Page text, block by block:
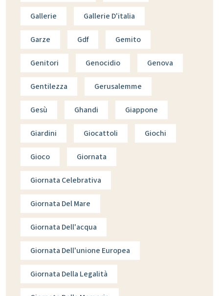
Gallerie Gallerie D'italia
Garze Gdf Gemito
Genitori Genocidio Genova
Gentilezza Gerusalemme
Gesù Ghandi Giappone
Giardini Giocattoli Giochi
Gioco Giornata
Giornata Celebrativa
Giornata Del Mare
Giornata Dell'acqua
Giornata Dell'unione Europea
Giornata Della Legalità